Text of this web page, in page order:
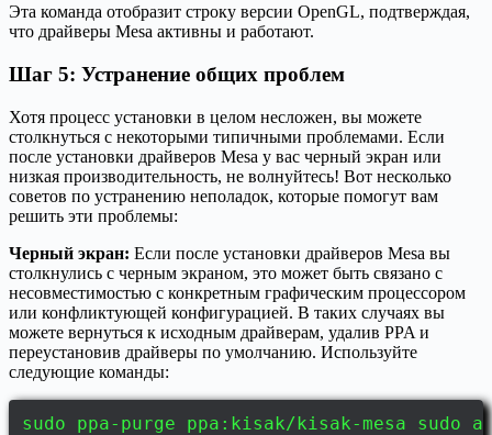
Эта команда отобразит строку версии OpenGL, подтверждая,
что драйверы Mesa активны и работают.
Шаг 5: Устранение общих проблем
Хотя процесс установки в целом несложен, вы можете
столкнуться с некоторыми типичными проблемами. Если
после установки драйверов Mesa у вас черный экран или
низкая производительность, не волнуйтесь! Вот несколько
советов по устранению неполадок, которые помогут вам
решить эти проблемы:
Черный экран: Если после установки драйверов Mesa вы
столкнулись с черным экраном, это может быть связано с
несовместимостью с конкретным графическим процессором
или конфликтующей конфигурацией. В таких случаях вы
можете вернуться к исходным драйверам, удалив PPA и
переустановив драйверы по умолчанию. Используйте
следующие команды:
sudo ppa-purge ppa:kisak/kisak-mesa